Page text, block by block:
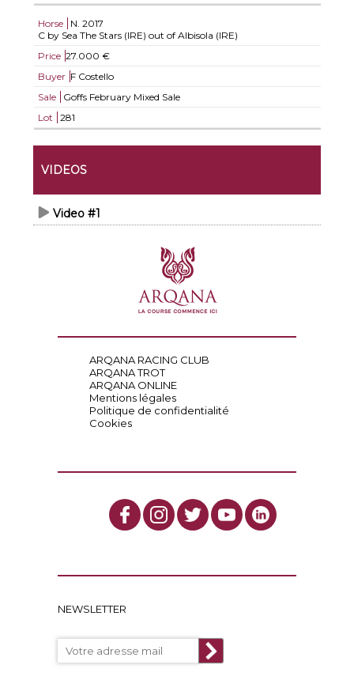
Horse N. 2017
C by Sea The Stars (IRE) out of Albisola (IRE)
Price 27.000 €
Buyer F Costello
Sale
Goffs February Mixed Sale
Lot
281
VIDEOS
Video #1
ARQANA RACING CLUB
ARQANA TROT
ARQANA ONLINE
Mentions légales
Politique de confidentialité
Cookies
NEWSLETTER